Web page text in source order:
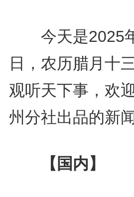
今天是2025
日，农历腊月十
观听天下事，欢
州分社出品的新
【国内】